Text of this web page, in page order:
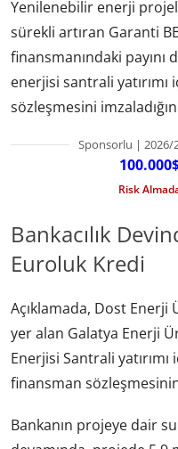
Yenilenebilir enerji
sürekli artıran Garanti
finansmanındaki payını
enerjisi santrali
sözleşmesini
Sponsorlu | 2026/
Risk
Bankacılık
Euroluk Kredi
Açıklamada, Dost Enerji
yer alan Galatya Enerji
Enerjisi Santrali yatırımı
finansman
Bankanın projeye dair